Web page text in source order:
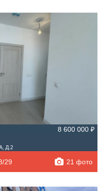
8 600 000 ₽
Д.2
29 21 фото